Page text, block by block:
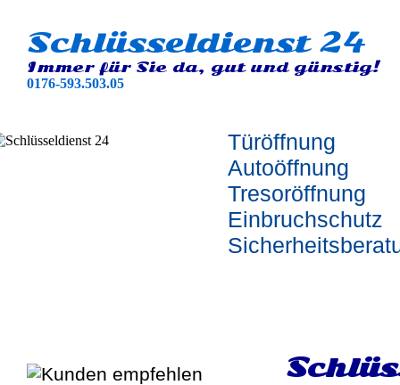
Schlüsseldienst 24
Immer für Sie da, gut und günstig!
0176-593.503.05
Türöffnung
Autoöffnung
Tresoröffnung
Einbruchschutz